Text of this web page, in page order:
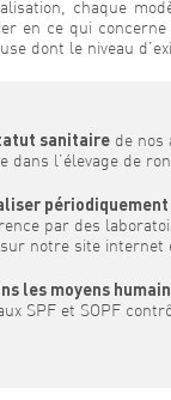
chaque
en ce qui
dont le niveau
sanitaire de nos
dans l’élevage de
par des
notre site internet
les moyens
SPF et SOPF